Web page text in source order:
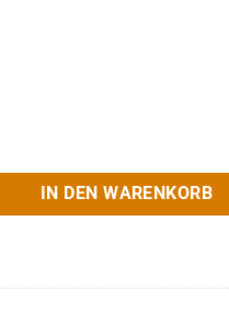
IN DEN WARENKORB